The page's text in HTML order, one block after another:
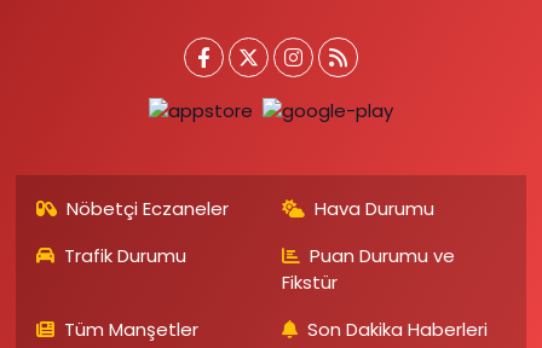
Nöbetçi Eczaneler
Hava Durumu
Trafik Durumu
Puan Durumu ve
Fikstür
Tüm Manşetler
Son Dakika Haberleri